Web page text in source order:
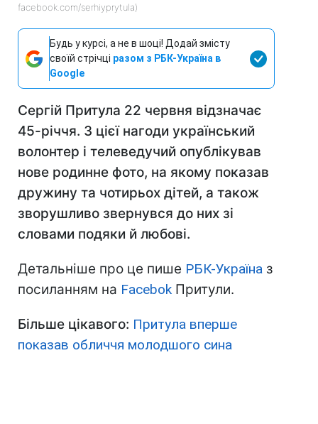
facebook.com/serhiyprytula)
Будь у курсі, а не в шоці! Додай змісту
своїй стрічці разом з РБК-Україна в
Google
Сергій Притула 22 червня відзначає
45-річчя. З цієї нагоди український
волонтер і телеведучий опублікував
нове родинне фото, на якому показав
дружину та чотирьох дітей, а також
зворушливо звернувся до них зі
словами подяки й любові.
Детальніше про це пише РБК-Україна з
посиланням на Facebok Притули.
Більше цікавого: Притула вперше
показав обличчя молодшого сина